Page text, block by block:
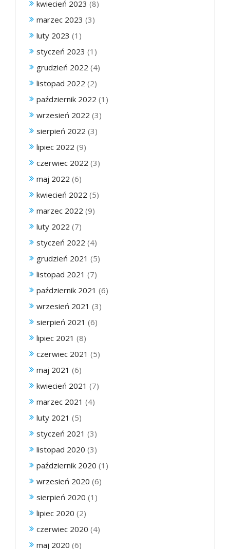
kwiecień 2023 (8)
marzec 2023 (3)
luty 2023 (1)
styczeń 2023 (1)
grudzień 2022 (4)
listopad 2022 (2)
październik 2022 (1)
wrzesień 2022 (3)
sierpień 2022 (3)
lipiec 2022 (9)
czerwiec 2022 (3)
maj 2022 (6)
kwiecień 2022 (5)
marzec 2022 (9)
luty 2022 (7)
styczeń 2022 (4)
grudzień 2021 (5)
listopad 2021 (7)
październik 2021 (6)
wrzesień 2021 (3)
sierpień 2021 (6)
lipiec 2021 (8)
czerwiec 2021 (5)
maj 2021 (6)
kwiecień 2021 (7)
marzec 2021 (4)
luty 2021 (5)
styczeń 2021 (3)
listopad 2020 (3)
październik 2020 (1)
wrzesień 2020 (6)
sierpień 2020 (1)
lipiec 2020 (2)
czerwiec 2020 (4)
maj 2020 (6)